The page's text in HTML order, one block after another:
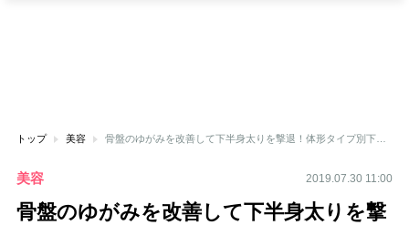
トップ 美容 骨盤のゆがみを改善して下半身太りを撃退！体形タイプ別下半身エクササイズ
美容 2019.07.30 11:00
骨盤のゆがみを改善して下半身太りを撃